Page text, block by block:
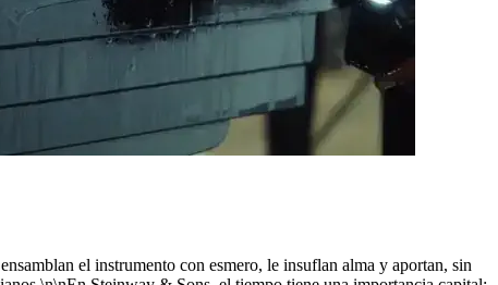
el instrumento con esmero, le insuflan alma y aportan, sin